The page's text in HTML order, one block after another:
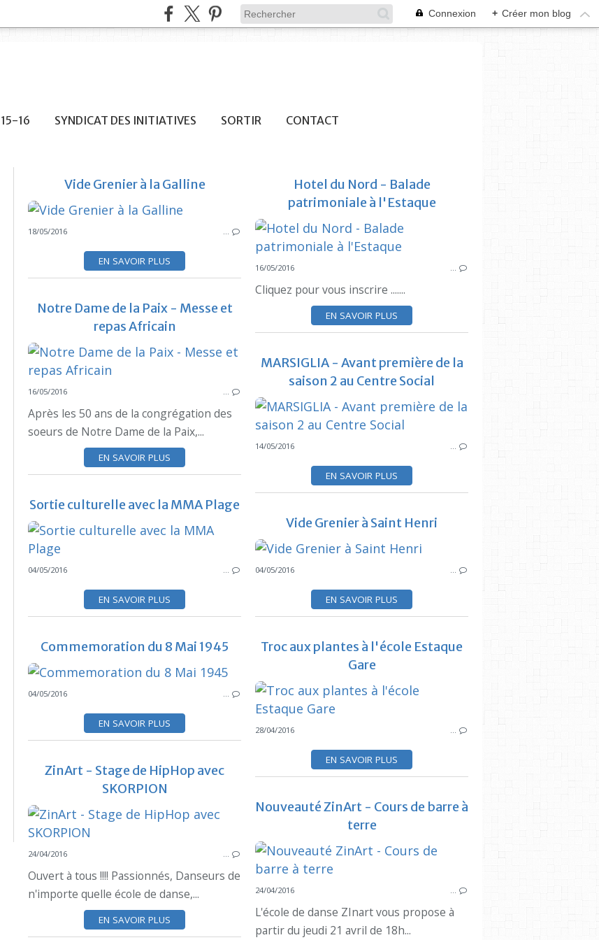
Connexion + Créer mon blog
16 SYNDICAT DES INITIATIVES SORTIR CONTACT
Vide Grenier à la Galline
SYNDICAT DES INITIATIVES
ESTAQUE
18/05/2016 …
EN SAVOIR PLUS
Hotel du Nord - Balade
patrimoniale à l'Estaque
16/05/2016 …
Cliquez pour vous inscrire .......
EN SAVOIR PLUS
Notre Dame de la Paix - Messe et
repas Africain
SYNDICAT DES INITIATIVES
CIQ ESTAQUE
16/05/2016 …
Après les 50 ans de la congrégation des
soeurs de Notre Dame de la Paix,...
EN SAVOIR PLUS
MARSIGLIA - Avant première de la
saison 2 au Centre Social
SYNDICAT
14/05/2016 …
EN SAVOIR PLUS
Sortie culturelle avec la MMA Plage
MMA PLAGE
04/05/2016 …
EN SAVOIR PLUS
Vide Grenier à Saint Henri
04/05/2016 …
EN SAVOIR PLUS
Commemoration du 8 Mai 1945
04/05/2016 …
EN SAVOIR PLUS
Troc aux plantes à l'école Estaque
Gare
SYNDICAT
28/04/2016 …
EN SAVOIR PLUS
ZinArt - Stage de HipHop avec
SKORPION
DANSE
24/04/2016 …
Ouvert à tous !!!! Passionnés, Danseurs de
n'importe quelle école de danse,...
EN SAVOIR PLUS
Nouveauté ZinArt - Cours de barre à
terre
24/04/2016 …
L'école de danse ZInart vous propose à
partir du jeudi 21 avril de 18h...